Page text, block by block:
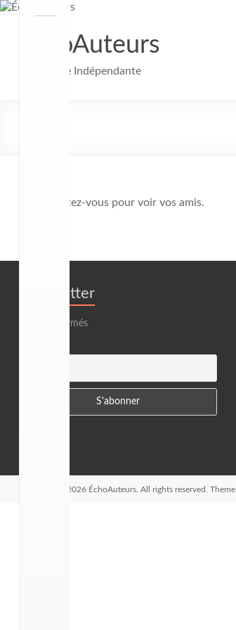
Aller
ÉchoAuteurs
Littérature Indépendante
🔒 Connectez-vous pour voir vos amis.
Newsletter
Restez informés
Copyright © 2026 ÉchoAuteurs . All rights reserved. Theme